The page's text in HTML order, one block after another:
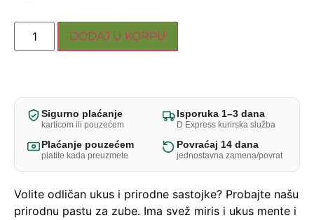
DODAJ U KORPU
Sigurno plaćanje
karticom ili pouzećem
Isporuka 1–3 dana
D Express kurirska služba
Plaćanje pouzećem
platite kada preuzmete
Povraćaj 14 dana
jednostavna zamena/povrat
Volite odličan ukus i prirodne sastojke? Probajte našu
prirodnu pastu za zube. Ima svež miris i ukus mente i